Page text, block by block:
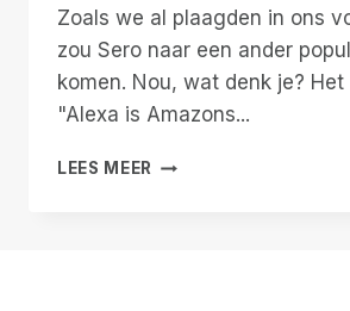
Zoals we al plaagden in ons
zou Sero naar een ander
komen. Nou, wat denk je? Het
"Alexa is Amazons...
LEES MEER ALEXA,